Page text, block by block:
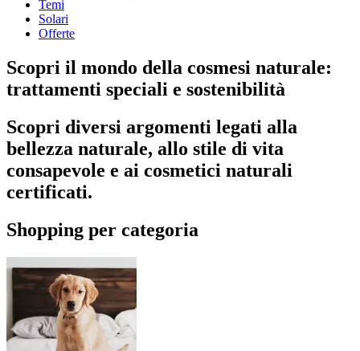
Temi
Solari
Offerte
Scopri il mondo della cosmesi naturale:
trattamenti speciali e sostenibilità
Scopri diversi argomenti legati alla
bellezza naturale, allo stile di vita
consapevole e ai cosmetici naturali
certificati.
Shopping per categoria